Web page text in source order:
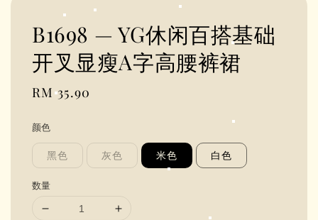
B1698 — YG休闲百搭基础
开叉显瘦A字高腰裤裙
Regular
RM 35.90
颜色
黑色 灰色 米色 白色
数量